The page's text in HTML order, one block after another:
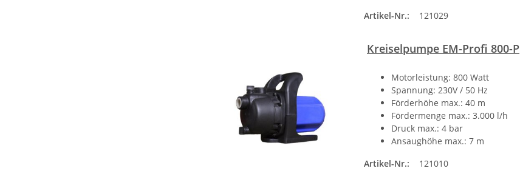
Artikel-Nr.:
121029
Kreiselpumpe EM-Profi 800-P
Motorleistung: 800 Watt
Spannung: 230V / 50 Hz
Förderhöhe max.: 40 m
Fördermenge max.: 3.000 l/h
Druck max.: 4 bar
Ansaughöhe max.: 7 m
Artikel-Nr.:
121010